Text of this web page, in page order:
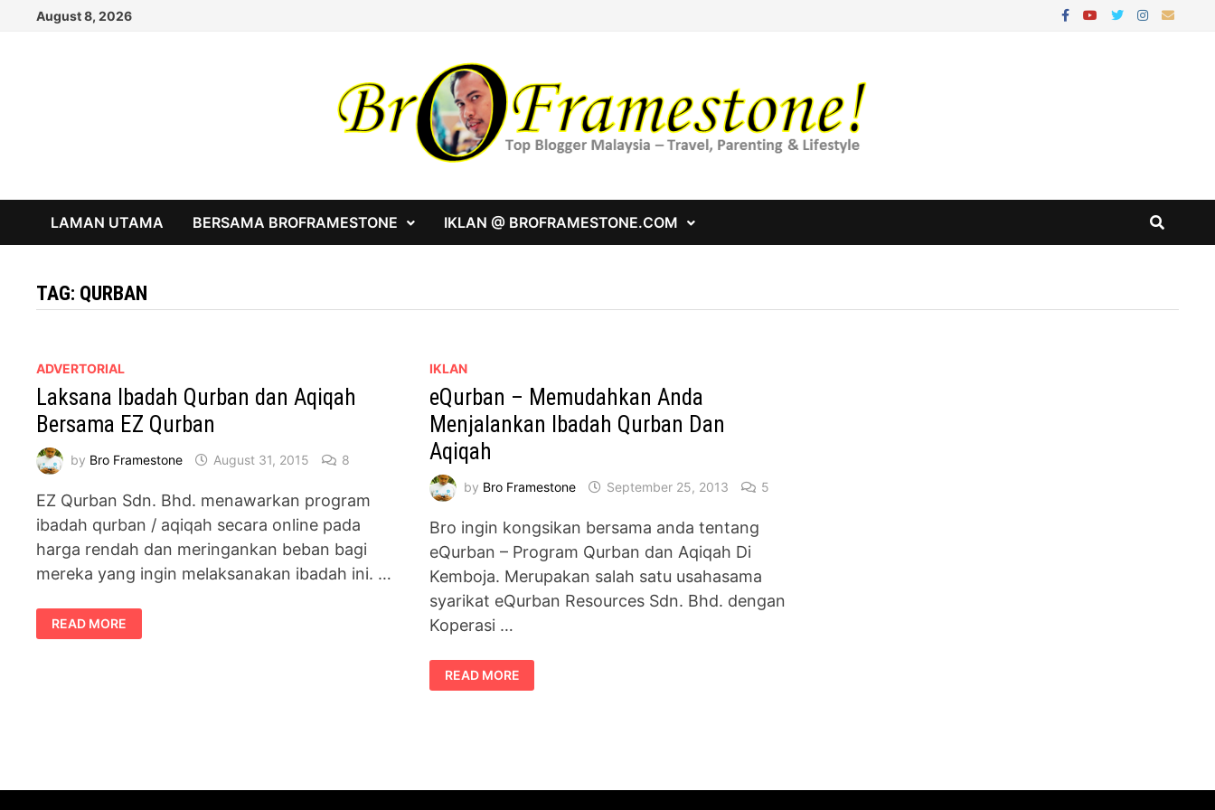
August 8, 2026
LAMAN UTAMA BERSAMA BROFRAMESTONE IKLAN @ BROFRAMESTONE.COM
TAG: QURBAN
ADVERTORIAL
Laksana Ibadah Qurban dan Aqiqah
Bersama EZ Qurban
by Bro Framestone August 31, 2015 8
EZ Qurban Sdn. Bhd. menawarkan program
ibadah qurban / aqiqah secara online pada
harga rendah dan meringankan beban bagi
mereka yang ingin melaksanakan ibadah ini. …
LAKSANA
IBADAH
QURBAN
READ MORE
IKLAN
eQurban – Memudahkan Anda
Menjalankan Ibadah Qurban Dan
Aqiqah
by Bro Framestone September 25, 2013 5
Bro ingin kongsikan bersama anda tentang
eQurban – Program Qurban dan Aqiqah Di
Kemboja. Merupakan salah satu usahasama
syarikat eQurban Resources Sdn. Bhd. dengan
Koperasi …
EQURBAN
–
MEMUDAHKAN
READ MORE